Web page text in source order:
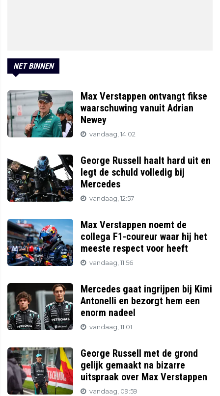
NET BINNEN
Max Verstappen ontvangt fikse
waarschuwing vanuit Adrian
Newey
vandaag, 14:02
George Russell haalt hard uit en
legt de schuld volledig bij
Mercedes
vandaag, 12:57
Max Verstappen noemt de
collega F1-coureur waar hij het
meeste respect voor heeft
vandaag, 11:56
Mercedes gaat ingrijpen bij Kimi
Antonelli en bezorgt hem een
enorm nadeel
vandaag, 11:01
George Russell met de grond
gelijk gemaakt na bizarre
uitspraak over Max Verstappen
vandaag, 09:59